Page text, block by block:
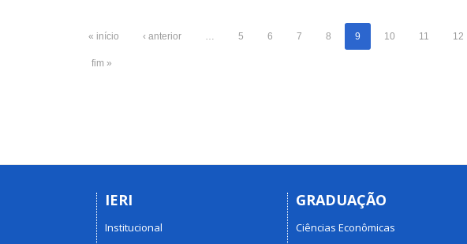
« início ‹ anterior … 5 6 7 8 9 10 11 12
fim »
IERI
Institucional
GRADUAÇÃO
Ciências Econômicas